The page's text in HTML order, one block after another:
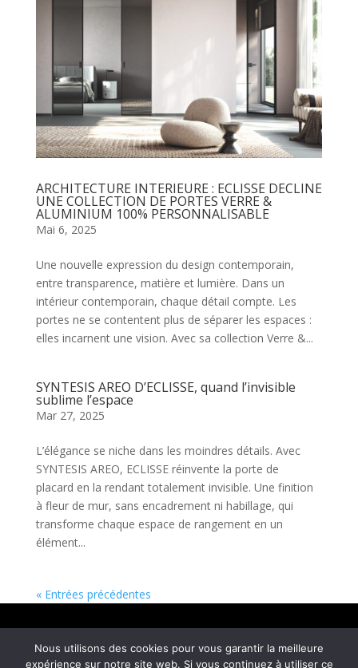
ARCHITECTURE INTERIEURE : ECLISSE DECLINE
UNE COLLECTION DE PORTES VERRE &
ALUMINIUM 100% PERSONNALISABLE
Mai 6, 2025
Une nouvelle expression du design contemporain,
entre transparence, matière et lumière. Dans un
intérieur contemporain, chaque détail compte. Les
portes ne se contentent plus de séparer les espaces :
elles incarnent une vision. Avec sa collection Verre &...
SYNTESIS AREO D’ECLISSE, quand l’invisible
sublime l’espace
Mar 27, 2025
L’élégance se niche dans les moindres détails. Avec
SYNTESIS AREO, ECLISSE réinvente la porte de
placard en la rendant totalement invisible. Une finition
à fleur de mur, sans encadrement ni habillage, qui
transforme chaque espace de rangement en un
élément...
« Entrées précédentes
© COM4 – Agence de relations media et social
Nous utilisons des cookies pour vous garantir la meilleure
expérience sur notre site web. Si vous continuez à utiliser ce